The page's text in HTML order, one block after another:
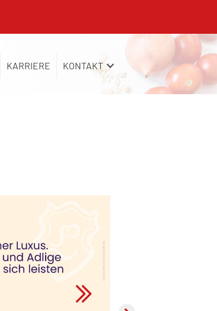
KARRIERE KONTAKT